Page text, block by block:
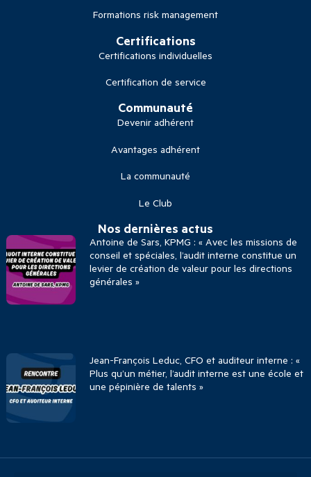
Formations risk management
Certifications
Certifications individuelles
Certification de service
Communauté
Devenir adhérent
Avantages adhérent
La communauté
Le Club
Nos dernières actus
Antoine de Sars, KPMG : « Avec les missions de
conseil et spéciales, l’audit interne constitue un
levier de création de valeur pour les directions
générales »
Jean-François Leduc, CFO et auditeur interne : «
Plus qu’un métier, l’audit interne est une école et
une pépinière de talents »